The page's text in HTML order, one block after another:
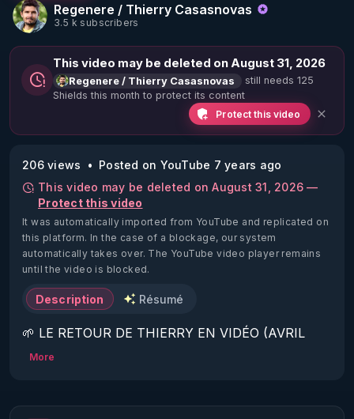
Regenere / Thierry Casasnovas
3.5 k subscribers
This video may be deleted on August 31, 2026
Regenere / Thierry Casasnovas
still needs 125
Shields this month to protect its content
Protect this video
206 views
Posted on YouTube 7 years ago
This video may be deleted on August 31, 2026 —
Protect this video
It was automatically imported from YouTube and replicated on
this platform. In the case of a blockage, our system
automatically takes over. The YouTube video player remains
until the video is blocked.
Description Résumé
🌱 LE RETOUR DE THIERRY EN VIDÉO (AVRIL
2022)!
https://www.rgnr.fr/presentation.html
More